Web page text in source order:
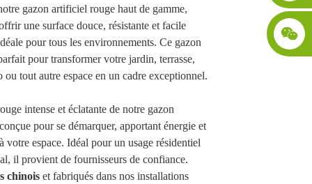
gazon artificiel rouge haut de gamme,
une surface douce, résistante et facile
pour tous les environnements. Ce gazon
pour transformer votre jardin, terrasse,
ou tout autre espace en un cadre exceptionnel.
intense et éclatante de notre gazon
pour se démarquer, apportant énergie et
votre espace. Idéal pour un usage résidentiel
il provient de fournisseurs de confiance.
chinois et fabriqués dans nos installations